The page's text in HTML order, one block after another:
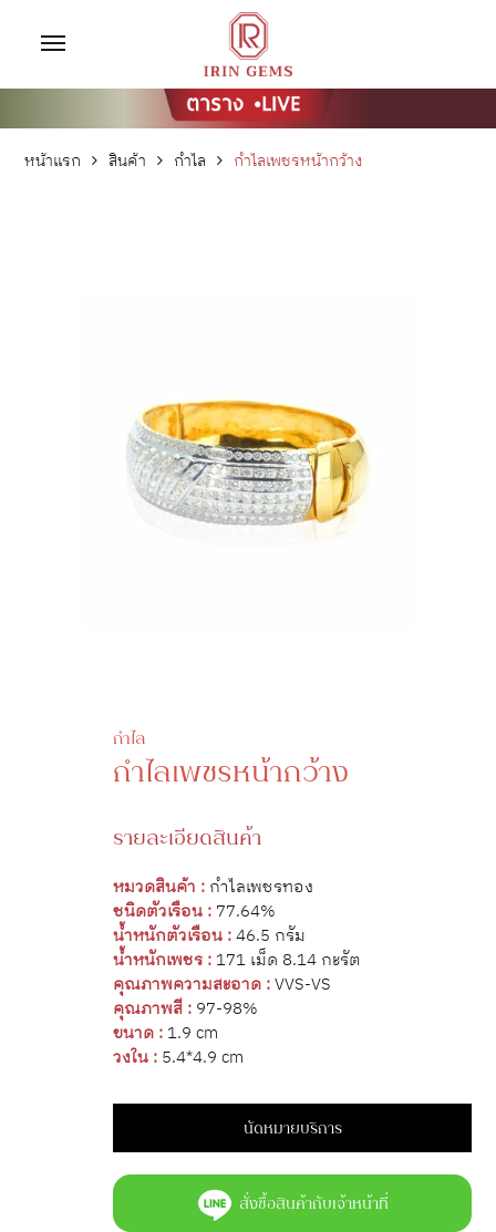
หน้าแรก สินค้า กำไล กำไลเพชรหน้ากว้าง
กำไล
กำไลเพชรหน้ากว้าง
รายละเอียดสินค้า
หมวดสินค้า : กำไลเพชรทอง
ชนิดตัวเรือน : 77.64%
น้ำหนักตัวเรือน :46.5 กรัม
น้ำหนักเพชร : 171 เม็ด 8.14 กะรัต
คุณภาพความสะอาด :VVS-VS
คุณภาพสี : 97-98%
ขนาด : 1.9 cm
วงใน : 5.4*4.9 cm
นัดหมายบริการ
สั่งซื้อสินค้ากับเจ้าหน้าที่